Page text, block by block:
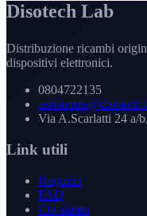
Disotech Lab
Distribuzione ricambi
dispositivi elettronici.
0804722135
Via A.Scarlatti 24 a/
Link utili
Negozio
FAQ
Chi siamo